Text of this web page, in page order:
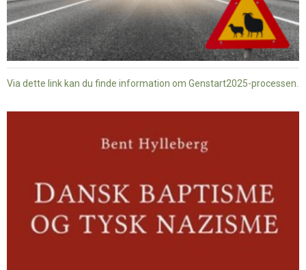
Via dette link kan du finde information om Genstart2025-processen.